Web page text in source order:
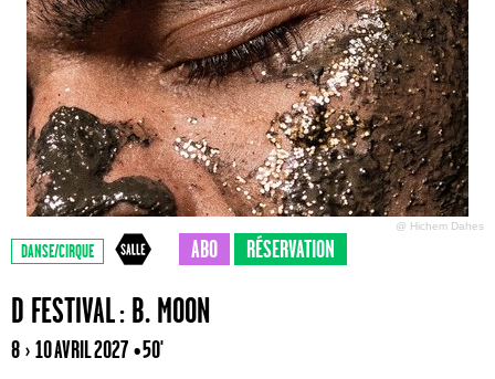
@ Hichem Dahes
DANSE/CIRQUE ABO RÉSERVATION
D FESTIVAL : B. MOON
8 › 10 AVRIL 2027 • 50'